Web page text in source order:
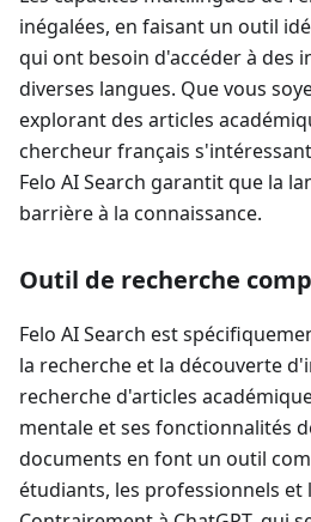
inégalées, en faisant un outil
qui ont besoin d'accéder à des
diverses langues. Que vous
explorant des articles
chercheur français
Felo AI Search garantit que la
barrière à la connaissance.
Outil de recherche
Felo AI Search est
la recherche et la découverte
recherche d'articles
mentale et ses fonctionnalités
documents en font un outil
étudiants, les professionnels et